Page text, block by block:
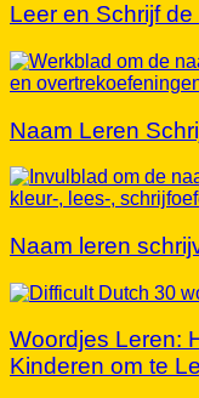
Leer en Schrijf
Naam Leren
Naam leren
Woordjes Leren:
Kinderen om te